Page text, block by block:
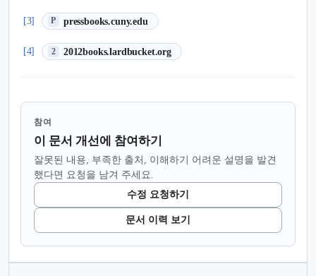
[3] P pressbooks.cuny.edu
(새 탭에서 열림)
[4] 2 2012books.lardbucket.org
(새 탭에서 열림)
참여
이 문서 개선에 참여하기
잘못된 내용, 부족한 출처, 이해하기 어려운 설명을 발견
했다면 요청을 남겨 주세요.
수정 요청하기
문서 이력 보기